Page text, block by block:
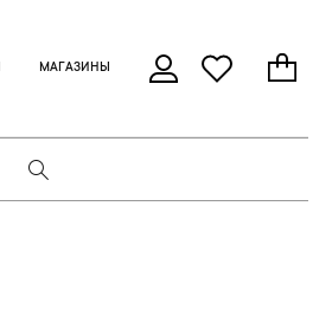
МАГАЗИНЫ